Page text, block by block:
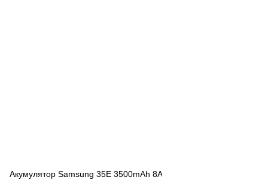
Акумулятор Samsung 35E 3500mAh 8A